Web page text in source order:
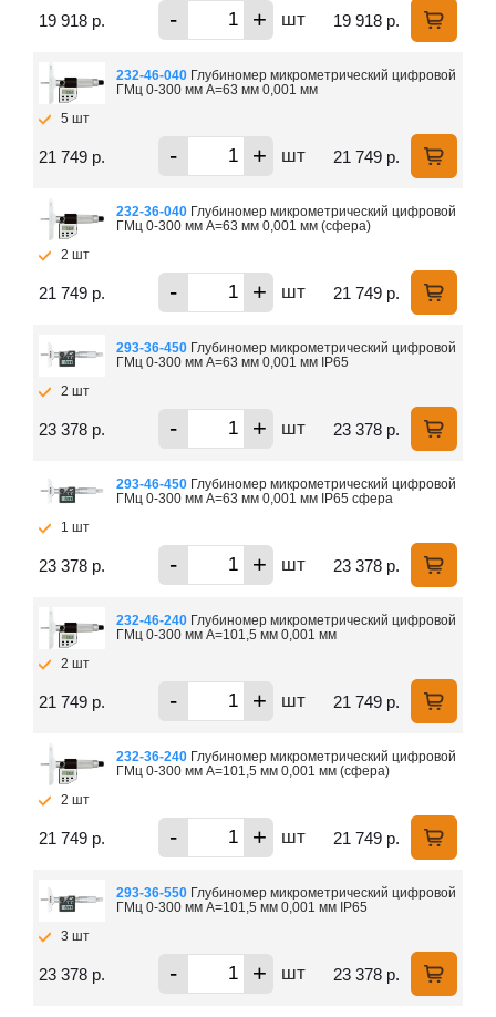
19 918 р. - + шт 19 918 р.
232-46-040 Глубиномер микрометрический цифровой
ГМц 0-300 мм А=63 мм 0,001 мм
5 шт
21 749 р. - + шт 21 749 р.
232-36-040 Глубиномер микрометрический цифровой
ГМц 0-300 мм А=63 мм 0,001 мм (сфера)
2 шт
21 749 р. - + шт 21 749 р.
293-36-450 Глубиномер микрометрический цифровой
ГМц 0-300 мм А=63 мм 0,001 мм IP65
2 шт
23 378 р. - + шт 23 378 р.
293-46-450 Глубиномер микрометрический цифровой
ГМц 0-300 мм А=63 мм 0,001 мм IP65 сфера
1 шт
23 378 р. - + шт 23 378 р.
232-46-240 Глубиномер микрометрический цифровой
ГМц 0-300 мм А=101,5 мм 0,001 мм
2 шт
21 749 р. - + шт 21 749 р.
232-36-240 Глубиномер микрометрический цифровой
ГМц 0-300 мм А=101,5 мм 0,001 мм (сфера)
2 шт
21 749 р. - + шт 21 749 р.
293-36-550 Глубиномер микрометрический цифровой
ГМц 0-300 мм А=101,5 мм 0,001 мм IP65
3 шт
23 378 р. - + шт 23 378 р.